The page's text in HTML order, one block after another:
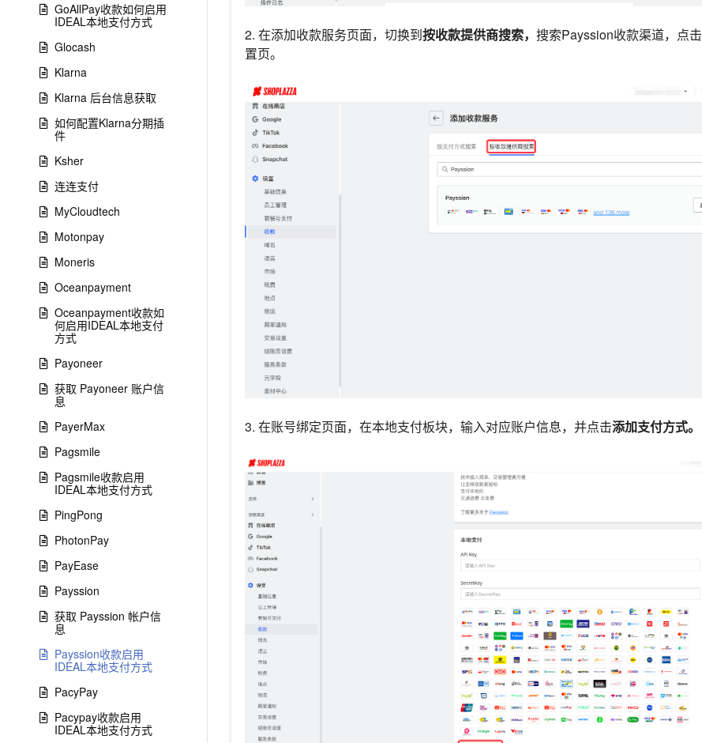
GoAllPay收款如何启用
IDEAL本地支付方式
Glocash
Klarna
Klarna 后台信息获取
如何配置Klarna分期插
件
Ksher
连连支付
MyCloudtech
Motonpay
Moneris
Oceanpayment
Oceanpayment收款如
何启用IDEAL本地支付
方式
Payoneer
获取 Payoneer 账户信
息
PayerMax
Pagsmile
Pagsmile收款启用
IDEAL本地支付方式
PingPong
PhotonPay
PayEase
Payssion
获取 Payssion 帐户信
息
Payssion收款启用
IDEAL本地支付方式
PacyPay
Pacypay收款启用
IDEAL本地支付方式
2. 在添加收款服务页面，切换到按收款提供商搜索， 搜索Payssion收款渠道，点击
置页。
3. 在账号绑定页面，在本地支付板块，输入对应账户信息，并点击添加支付方式。